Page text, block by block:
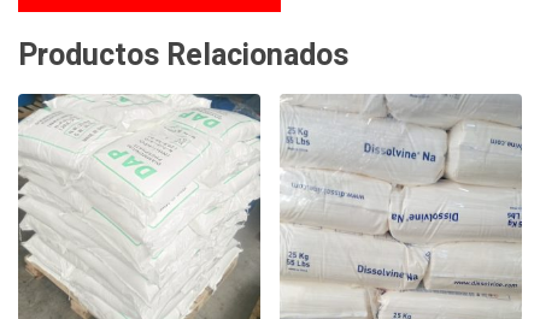
INICIO
¿QUIENES SOMOS?
PRODUCTOS
CONTACTO
Productos Relacionados